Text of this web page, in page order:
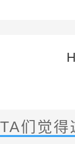
TA们觉得